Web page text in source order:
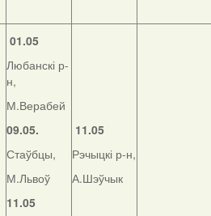
01.05
Любанскі р-
н,
М.Верабей
09.05.
Стаўбцы,
М.Львоў
11.05
11.05
Рэчыцкі р-н,
А.Шэўчык